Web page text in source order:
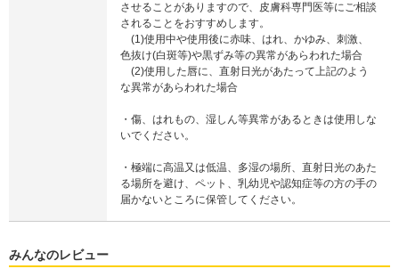
させることがありますので、皮膚科専門医等にご相談
されることをおすすめします。
(1)使用中や使用後に赤味、はれ、かゆみ、刺激、
色抜け(白斑等)や黒ずみ等の異常があらわれた場合
(2)使用した唇に、直射日光があたって上記のよう
な異常があらわれた場合
・傷、はれもの、湿しん等異常があるときは使用しな
いでください。
・極端に高温又は低温、多湿の場所、直射日光のあた
る場所を避け、ペット、乳幼児や認知症等の方の手の
届かないところに保管してください。
みんなのレビュー